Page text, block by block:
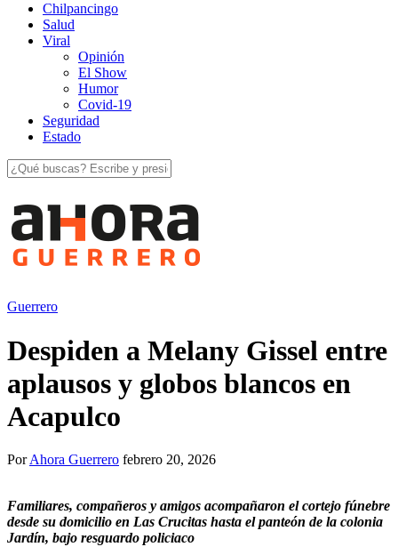
Chilpancingo
Salud
Viral
Opinión
El Show
Humor
Covid-19
Seguridad
Estado
Guerrero
Despiden a Melany Gissel entre
aplausos y globos blancos en
Acapulco
PorAhora Guerrero febrero 20, 2026
Familiares, compañeros y amigos acompañaron el cortejo fúnebre
desde su domicilio en Las Crucitas hasta el panteón de la colonia
Jardín, bajo resguardo policiaco